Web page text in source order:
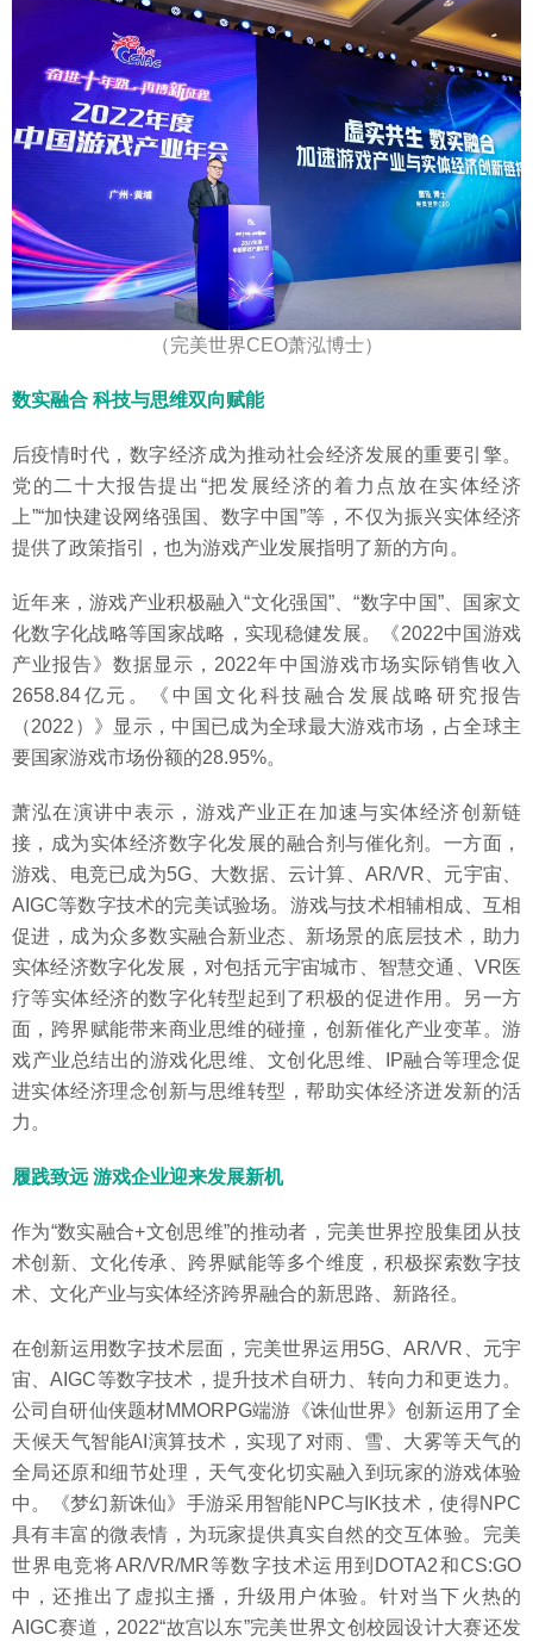
（完美世界CEO萧泓博士）
数实融合 科技与思维双向赋能
后疫情时代，数字经济成为推动社会经济发展的重要引擎。
党的二十大报告提出“把发展经济的着力点放在实体经济
上”“加快建设网络强国、数字中国”等，不仅为振兴实体经济
提供了政策指引，也为游戏产业发展指明了新的方向。
近年来，游戏产业积极融入“文化强国”、“数字中国”、国家文
化数字化战略等国家战略，实现稳健发展。《2022中国游戏
产业报告》数据显示，2022年中国游戏市场实际销售收入
2658.84亿元。《中国文化科技融合发展战略研究报告
（2022）》显示，中国已成为全球最大游戏市场，占全球主
要国家游戏市场份额的28.95%。
萧泓在演讲中表示，游戏产业正在加速与实体经济创新链
接，成为实体经济数字化发展的融合剂与催化剂。一方面，
游戏、电竞已成为5G、大数据、云计算、AR/VR、元宇宙、
AIGC等数字技术的完美试验场。游戏与技术相辅相成、互相
促进，成为众多数实融合新业态、新场景的底层技术，助力
实体经济数字化发展，对包括元宇宙城市、智慧交通、VR医
疗等实体经济的数字化转型起到了积极的促进作用。另一方
面，跨界赋能带来商业思维的碰撞，创新催化产业变革。游
戏产业总结出的游戏化思维、文创化思维、IP融合等理念促
进实体经济理念创新与思维转型，帮助实体经济迸发新的活
力。
履践致远 游戏企业迎来发展新机
作为“数实融合+文创思维”的推动者，完美世界控股集团从技
术创新、文化传承、跨界赋能等多个维度，积极探索数字技
术、文化产业与实体经济跨界融合的新思路、新路径。
在创新运用数字技术层面，完美世界运用5G、AR/VR、元宇
宙、AIGC等数字技术，提升技术自研力、转向力和更迭力。
公司自研仙侠题材MMORPG端游《诛仙世界》创新运用了全
天候天气智能AI演算技术，实现了对雨、雪、大雾等天气的
全局还原和细节处理，天气变化切实融入到玩家的游戏体验
中。《梦幻新诛仙》手游采用智能NPC与IK技术，使得NPC
具有丰富的微表情，为玩家提供真实自然的交互体验。完美
世界电竞将AR/VR/MR等数字技术运用到DOTA2和CS:GO
中，还推出了虚拟主播，升级用户体验。针对当下火热的
AIGC赛道，2022“故宫以东”完美世界文创校园设计大赛还发